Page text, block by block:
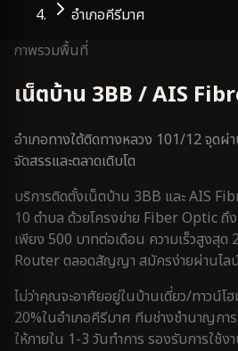
อำเภอคีรีมาศ
ภาพรวมพื้นที่
เน็ตบ้าน 3BB / AIS
อำเภอทางใต้ติดทางหลวง 101/12 จุด
จัดสรรและตลาดเติบโต
บริการติดตั้งเน็ตบ้าน 3BB และ AIS
10 ตำบล ด้วยโครงข่าย Fiber Optic ถึ
เพียง 500 บาทต่อเดือน ความเร็วสูงสุ
Router ตลอดสัญญา สมัครง่ายผ่านไล
ไม่ว่าคุณจะอาศัยอยู่ในบ้านเดี่ยว/ทาวน์โ
20%ในอำเภอคีรีมาศ ทีมช่างชำนาญกา
ให้ภายใน 1-3 วันทำการ รองรับการใช้ง